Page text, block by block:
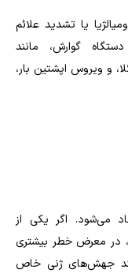
یا تشدید علائم
گوارش، مانند
و ویروس اپشتین بار،
می‌شود. اگر یکی از
در معرض خطر بیشتری
جهش‌های ژنی خاص